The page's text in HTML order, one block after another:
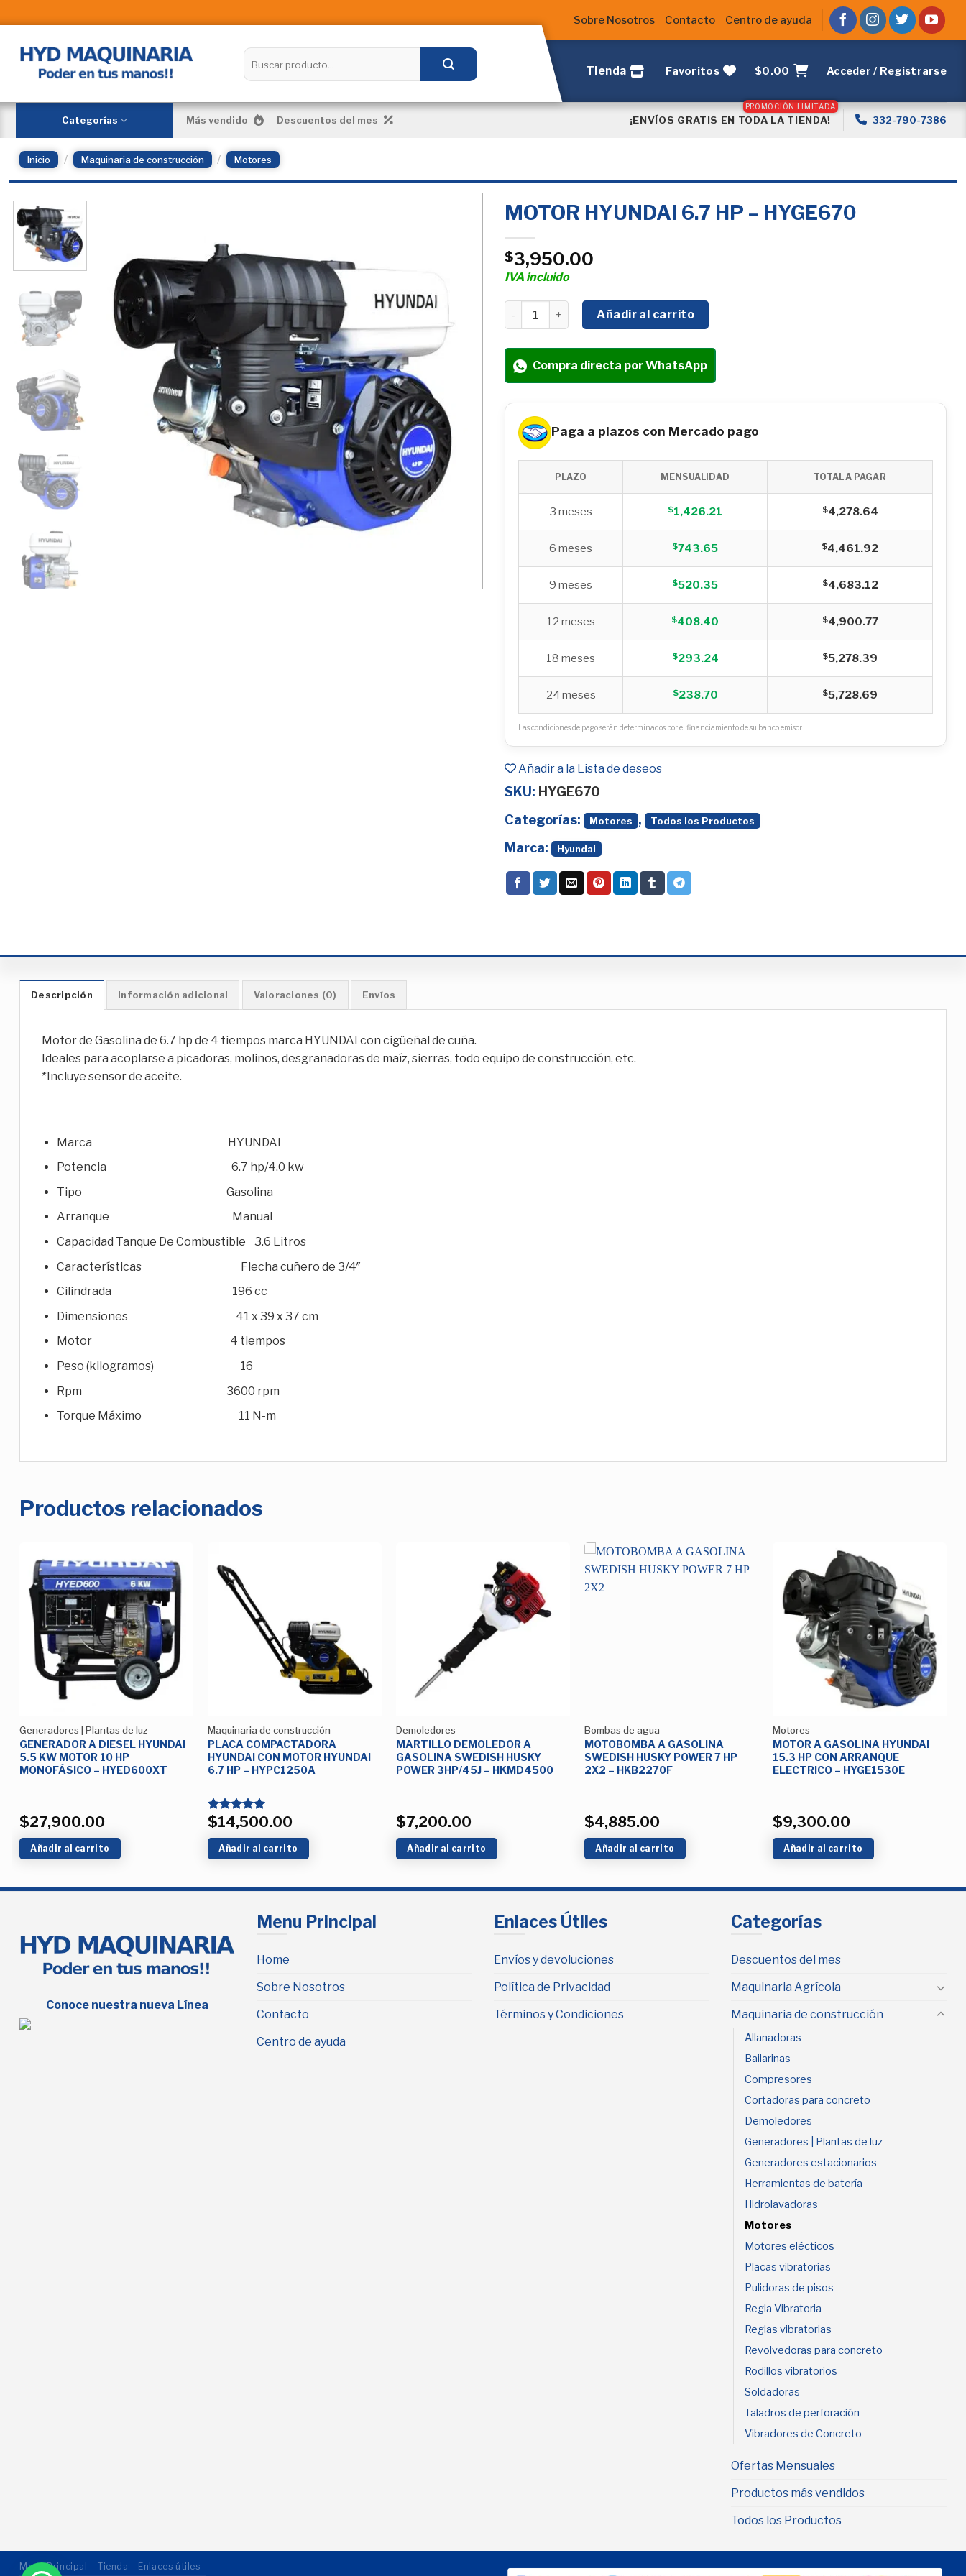
to
content
Sobre Nosotros Contacto Centro de ayuda
Buscar
por:
Tienda Favoritos $0.00 Acceder / Registrarse
Categorías Más vendido Descuentos del mes ¡ENVÍOS GRATIS EN TODA LA TIENDA! 332-790-7386
Inicio / Maquinaria de construcción / Motores
de
MOTOR HYUNDAI 6.7 HP – HYGE670
$3,950.00
IVA incluido
MOTOR HYUNDAI 6.7 HP - HYGE670 cantidad
Añadir al carrito
Compra directa por WhatsApp
Paga a plazos con Mercado pago
PLAZO MENSUALIDAD TOTAL A PAGAR
3 meses $1,426.21 $4,278.64
6 meses $743.65 $4,461.92
9 meses $520.35 $4,683.12
12 meses $408.40 $4,900.77
18 meses $293.24 $5,278.39
24 meses $238.70 $5,728.69
Las condiciones de pago serán determinados por el financiamiento de su banco emisor.
Añadir a la Lista de deseos
SKU: HYGE670
Categorías:
Motores , Todos los Productos
Marca: Hyundai
Descripción Información adicional Valoraciones (0) Envíos
Motor de Gasolina de 6.7 hp de 4 tiempos marca HYUNDAI con cigüeñal de cuña.
Ideales para acoplarse a picadoras, molinos, desgranadoras de maíz, sierras, todo equipo de construcción, etc.
*Incluye sensor de aceite.
Marca HYUNDAI
Potencia 6.7 hp/4.0 kw
Tipo Gasolina
Arranque Manual
Capacidad Tanque De Combustible 3.6 Litros
Características Flecha cuñero de 3/4″
Cilindrada 196 cc
Dimensiones 41 x 39 x 37 cm
Motor 4 tiempos
Peso (kilogramos) 16
Rpm 3600 rpm
Torque Máximo 11 N-m
Productos relacionados
Añadir
a la
Lista de
deseos
Generadores | Plantas de luz
GENERADOR A DIESEL HYUNDAI
5.5 KW MOTOR 10 HP
MONOFÁSICO – HYED600XT
$27,900.00
Añadir al carrito
Maquinaria de construcción
PLACA COMPACTADORA
HYUNDAI CON MOTOR HYUNDAI
6.7 HP – HYPC1250A
Valorado
5.00
de 5
$14,500.00
Añadir al carrito
Añadir
a la
Lista de
deseos
Demoledores
MARTILLO DEMOLEDOR A
GASOLINA SWEDISH HUSKY
POWER 3HP/45J – HKMD4500
$7,200.00
Añadir al carrito
Bombas de agua
MOTOBOMBA A GASOLINA
SWEDISH HUSKY POWER 7 HP
2X2 – HKB2270F
$4,885.00
Añadir al carrito
Añadir
a la
Lista de
deseos
Motores
MOTOR A GASOLINA HYUNDAI
15.3 HP CON ARRANQUE
ELECTRICO – HYGE1530E
$9,300.00
Añadir al carrito
Conoce nuestra nueva Línea
Menu Principal
Home
Sobre Nosotros
Contacto
Centro de ayuda
Enlaces Útiles
Envíos y devoluciones
Política de Privacidad
Términos y Condiciones
Categorías
Descuentos del mes
Maquinaria Agrícola
Maquinaria de construcción
Allanadoras
Bailarinas
Compresores
Cortadoras para concreto
Demoledores
Generadores | Plantas de luz
Generadores estacionarios
Herramientas de batería
Hidrolavadoras
Motores
Motores elécticos
Placas vibratorias
Pulidoras de pisos
Regla Vibratoria
Reglas vibratorias
Revolvedoras para concreto
Rodillos vibratorios
Soldadoras
Taladros de perforación
Vibradores de Concreto
Ofertas Mensuales
Productos más vendidos
Todos los Productos
Menu Principal Tienda Enlaces útiles